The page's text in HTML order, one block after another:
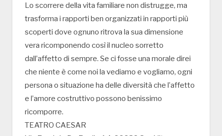
Lo scorrere della vita familiare non distrugge, ma
trasforma i rapporti ben organizzati in rapporti più
scoperti dove ognuno ritrova la sua dimensione
vera ricomponendo così il nucleo sorretto
dall’affetto di sempre. Se ci fosse una morale direi
che niente è come noi la vediamo e vogliamo, ogni
persona o situazione ha delle diversità che l’affetto
e l’amore costruttivo possono benissimo
ricomporre.
TEATRO CAESAR